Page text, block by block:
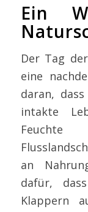
Ein
Der Tag
eine
daran,
intakte
an
dafür,
Klappern